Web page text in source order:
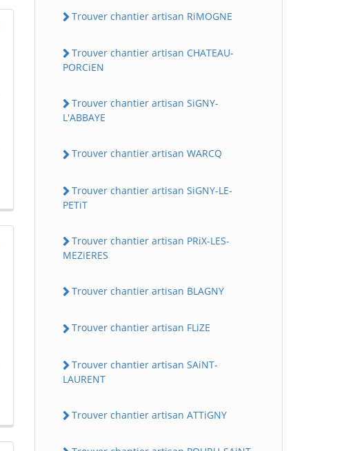
Trouver chantier artisan RiMOGNE
Trouver chantier artisan CHATEAU-
PORCiEN
Trouver chantier artisan SiGNY-
L'ABBAYE
Trouver chantier artisan WARCQ
Trouver chantier artisan SiGNY-LE-
PETiT
Trouver chantier artisan PRiX-LES-
MEZiERES
Trouver chantier artisan BLAGNY
Trouver chantier artisan FLiZE
Trouver chantier artisan SAiNT-
LAURENT
Trouver chantier artisan ATTiGNY